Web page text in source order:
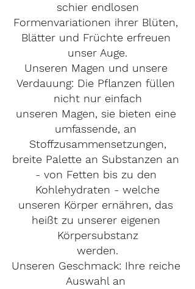
schier endlosen
Formenvariationen ihrer Blüten,
Blätter und Früchte erfreuen
unser Auge.
Unseren Magen und unsere
Verdauung: Die Pflanzen füllen
nicht nur einfach
unseren Magen, sie bieten eine
umfassende, an
Stoffzusammensetzungen,
breite Palette an Substanzen an
- von Fetten bis zu den
Kohlehydraten - welche
unseren Körper ernähren, das
heißt zu unserer eigenen
Körpersubstanz
werden.
Unseren Geschmack: Ihre reiche
Auswahl an